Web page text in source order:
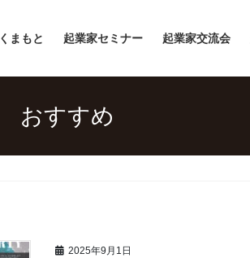
くまもと 起業家セミナー 起業家交流会
おすすめ
2025年9月1日